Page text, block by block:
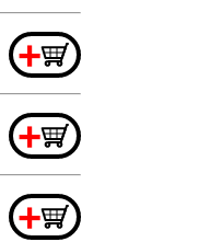
+
+
+